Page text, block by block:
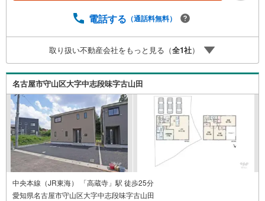
事前にご予約頂きましたら営業時間外でのご内覧もご対応
動産業者間で不動産情報が共有されているので、名古屋市
全域や、その他隣接エリアでもご内覧が可能です！ 【大曽
根営業所】○地下鉄名城線、JR中央線「大曽根」駅徒歩1分
○お子様が遊べるキッズスペースあり○定休日ございません
電話する （通話料無料）
取り扱い不動産会社をもっと見る（全1社）
名古屋市守山区大字中志段味字古山田
中央本線（JR東海） 「高蔵寺」駅 徒歩25分
愛知県名古屋市守山区大字中志段味字古山田